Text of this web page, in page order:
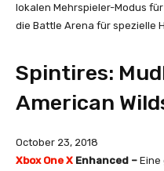
lokalen Mehrspieler-Modus
die Battle Arena für spezielle
Spintires:
American
October 23, 2018
Xbox One X Enhanced – Eine